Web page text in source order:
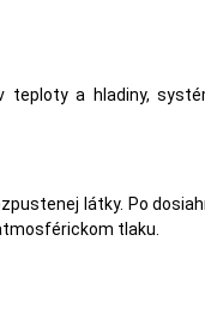
teploty a hladiny,
látky. Po
tlaku.